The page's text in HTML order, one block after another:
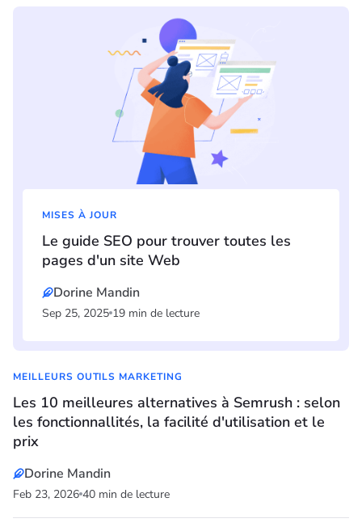
MISES À JOUR
Le guide SEO pour trouver toutes les
pages d'un site Web
Dorine Mandin
Sep 25, 2025 19 min de lecture
MEILLEURS OUTILS MARKETING
Les 10 meilleures alternatives à Semrush : selon
les fonctionnallités, la facilité d'utilisation et le
prix
Dorine Mandin
Feb 23, 2026 40 min de lecture